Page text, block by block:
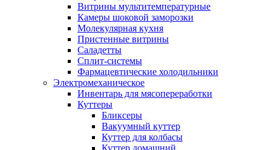
Витрины мультитемпературные
Камеры шоковой заморозки
Молекулярная кухня
Пристенные витрины
Саладетты
Сплит-системы
Фармацевтические холодильники
Электромеханическое
Инвентарь для мясопереработки
Куттеры
Бликсеры
Вакуумный куттер
Куттер для колбасы
Куттер домашний